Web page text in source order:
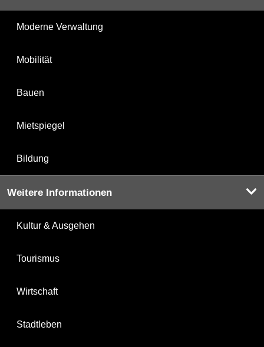
Moderne Verwaltung
Mobilität
Bauen
Mietspiegel
Bildung
Weitere Informationen
Kultur & Ausgehen
Tourismus
Wirtschaft
Stadtleben